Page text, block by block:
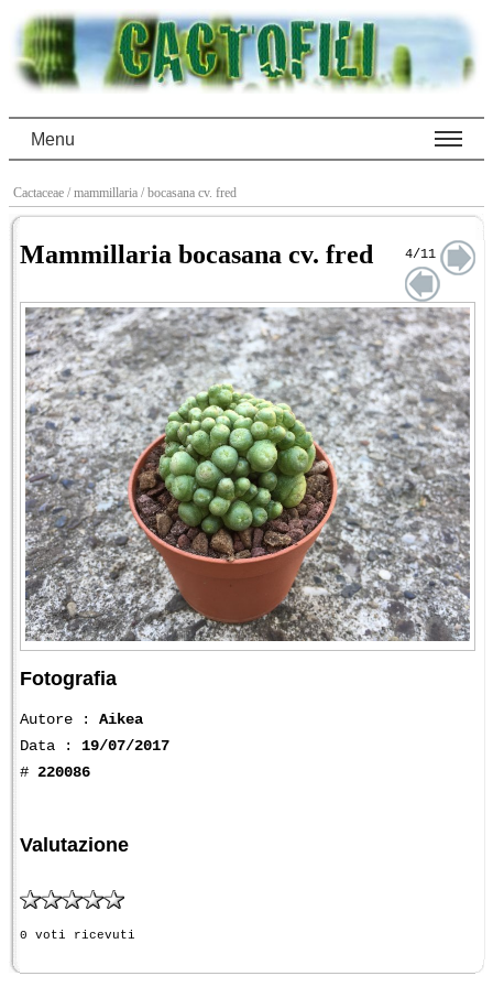
Menu
Cactaceae / mammillaria / bocasana cv. fred
Mammillaria bocasana cv. fred 4/11
Fotografia
Autore : Aikea
Data : 19/07/2017
# 220086
Valutazione
0 voti ricevuti